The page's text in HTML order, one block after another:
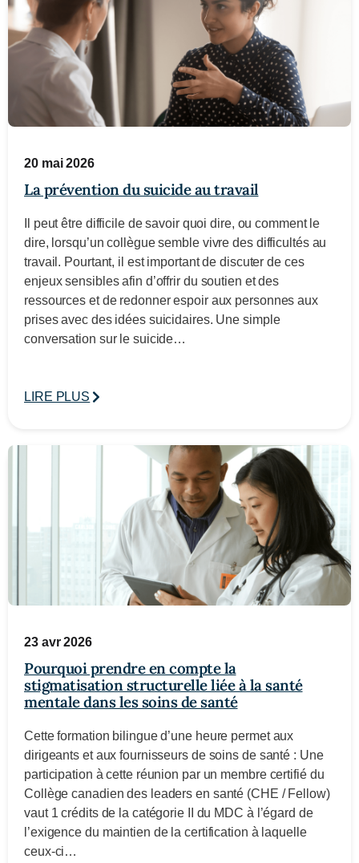
20 mai 2026
La prévention du suicide au travail
Il peut être difficile de savoir quoi dire, ou comment le
dire, lorsqu’un collègue semble vivre des difficultés au
travail. Pourtant, il est important de discuter de ces
enjeux sensibles afin d’offrir du soutien et des
ressources et de redonner espoir aux personnes aux
prises avec des idées suicidaires. Une simple
conversation sur le suicide…
LIRE PLUS
23 avr 2026
Pourquoi prendre en compte la
stigmatisation structurelle liée à la santé
mentale dans les soins de santé
Cette formation bilingue d’une heure permet aux
dirigeants et aux fournisseurs de soins de santé : Une
participation à cette réunion par un membre certifié du
Collège canadien des leaders en santé (CHE / Fellow)
vaut 1 crédits de la catégorie II du MDC à l’égard de
l’exigence du maintien de la certification à laquelle
ceux-ci…